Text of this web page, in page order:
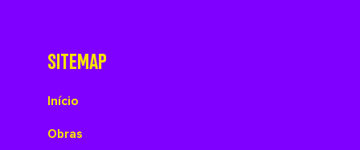
SITEMAP
Início
Obras